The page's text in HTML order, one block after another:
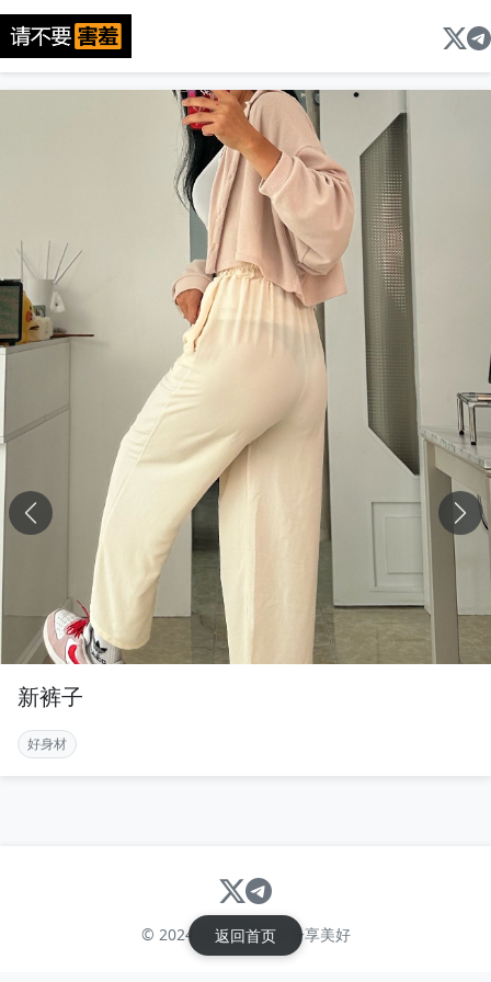
新裤子
好身材
返回首页
© 2024 请不要害羞 - 分享美好